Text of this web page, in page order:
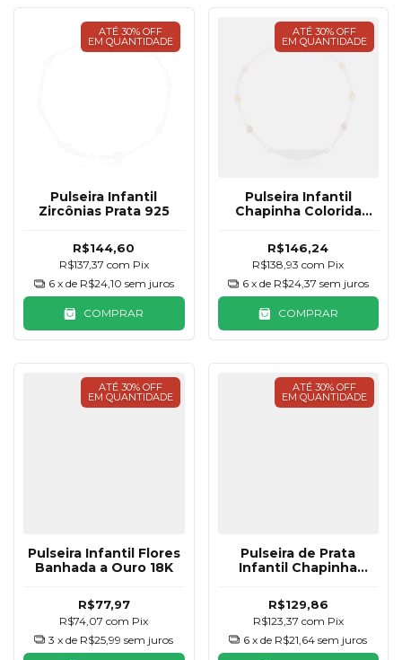
ATÉ 30% OFF
EM QUANTIDADE
Pulseira Infantil
Zircônias Prata 925
R$144,60
R$137,37 com Pix
6 x de R$24,10 sem juros
COMPRAR
ATÉ 30% OFF
EM QUANTIDADE
Pulseira Infantil
Chapinha Colorida
R$146,24
R$138,93com Pix
6 x de R$24,37 sem juros
COMPRAR
ATÉ 30% OFF
EM QUANTIDADE
Pulseira Infantil Flores
Banhada a Ouro 18K
R$77,97
R$74,07com Pix
3 x de R$25,99 sem juros
ATÉ 30% OFF
EM QUANTIDADE
Pulseira de Prata
Infantil Chapinha
R$129,86
R$123,37 com Pix
6 x de R$21,64 sem juros